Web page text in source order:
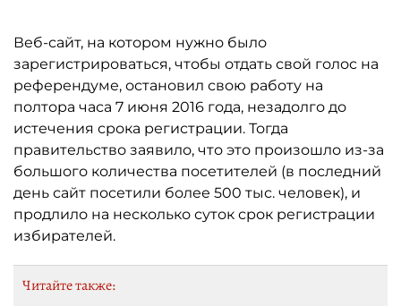
Веб-сайт, на котором нужно было
зарегистрироваться, чтобы отдать свой голос на
референдуме, остановил свою работу на
полтора часа 7 июня 2016 года, незадолго до
истечения срока регистрации. Тогда
правительство заявило, что это произошло из-за
большого количества посетителей (в последний
день сайт посетили более 500 тыс. человек), и
продлило на несколько суток срок регистрации
избирателей.
Читайте также: